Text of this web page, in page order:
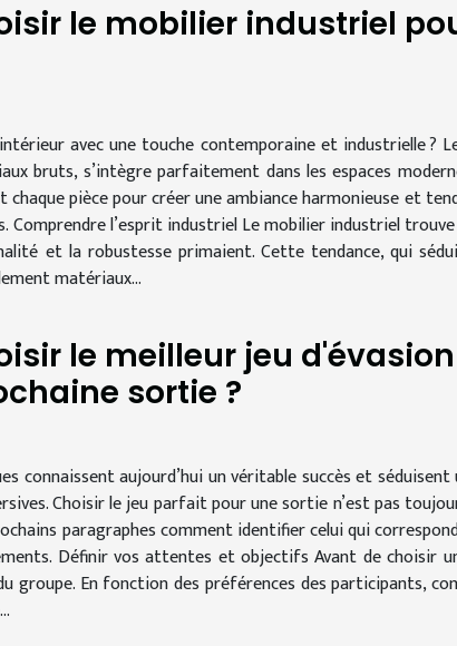
le mobilier industriel
avec une touche contemporaine et industrielle ?
bruts, s’intègre parfaitement dans les espaces
pièce pour créer une ambiance harmonieuse et
l’esprit industriel Le mobilier industriel trouve
et la robustesse primaient. Cette tendance, qui
matériaux...
le meilleur jeu
sortie ?
connaissent aujourd’hui un véritable succès et
Choisir le jeu parfait pour une sortie n’est pas
paragraphes comment identifier celui qui
Définir vos attentes et objectifs Avant de choisir
En fonction des préférences des participants,